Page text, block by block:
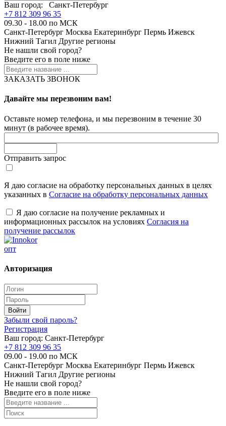
Ваш город:
Санкт-Петербург
+7 812 309 96 35
09.30 - 18.00 по МСК
Санкт-Петербург Москва Екатеринбург Пермь Ижевск
Нижний Тагил Другие регионы
Не нашли свой город?
Введите его в поле ниже
ЗАКАЗАТЬ ЗВОНОК
Давайте мы перезвоним вам!
Оставьте номер телефона, и мы перезвоним в течение 30
минут (в рабочее время).
Отправить запрос
Я даю согласие на обработку персональных данных в целях
указанных в Согласие на обработку персональных данных
Я даю согласие на получение рекламных и
информационных рассылок на условиях Согласия на
получение рассылок
опт
Авторизация
Забыли свой пароль?
Регистрация
Ваш город: Санкт-Петербург
+7 812 309 96 35
09.00 - 19.00 по МСК
Санкт-Петербург Москва Екатеринбург Пермь Ижевск
Нижний Тагил Другие регионы
Не нашли свой город?
Введите его в поле ниже